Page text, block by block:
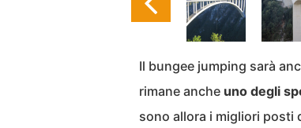
Il bungee jumping sarà
rimane anche uno degli
sono allora i migliori posti